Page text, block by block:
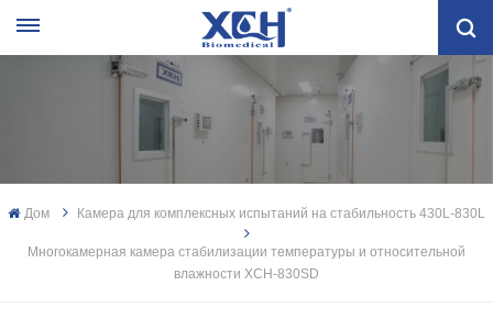
Дом Камера для комплексных испытаний на стабильность 430L-830L
Многокамерная камера стабилизации температуры и относительной
влажности XCH-830SD